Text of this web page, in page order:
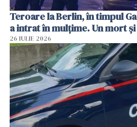
Teroare la Berlin, în timpul
a intrat în mulțime. Un mort
26 IULIE 2026